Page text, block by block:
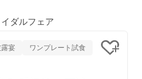
ダルフェア
宴 ワンプレート試食